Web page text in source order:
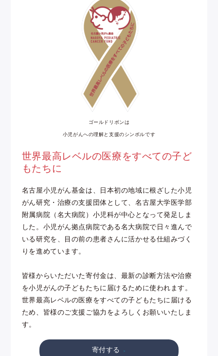
ゴールドリボンは
小児がんへの理解と支援のシンボルです
世界最高レベルの医療をすべての子ど
もたちに
名古屋小児がん基金は、日本初の地域に根ざした小児
がん研究・治療の支援団体として、名古屋大学医学部
附属病院（名大病院）小児科が中心となって発足しま
した。小児がん拠点病院である名大病院で日々進んで
いる研究を、目の前の患者さんに活かせる仕組みづく
りを進めています。
皆様からいただいた寄付金は、最新の診断方法や治療
を小児がんの子どもたちに届けるために使われます。
世界最高レベルの医療をすべての子どもたちに届ける
ため、皆様のご支援ご協力をよろしくお願いいたしま
す。
寄付する